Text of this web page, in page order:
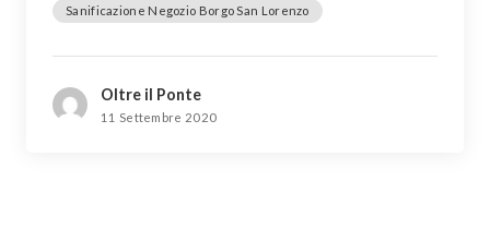
Sanificazione Negozio Borgo San Lorenzo
Oltre il Ponte
11 Settembre 2020